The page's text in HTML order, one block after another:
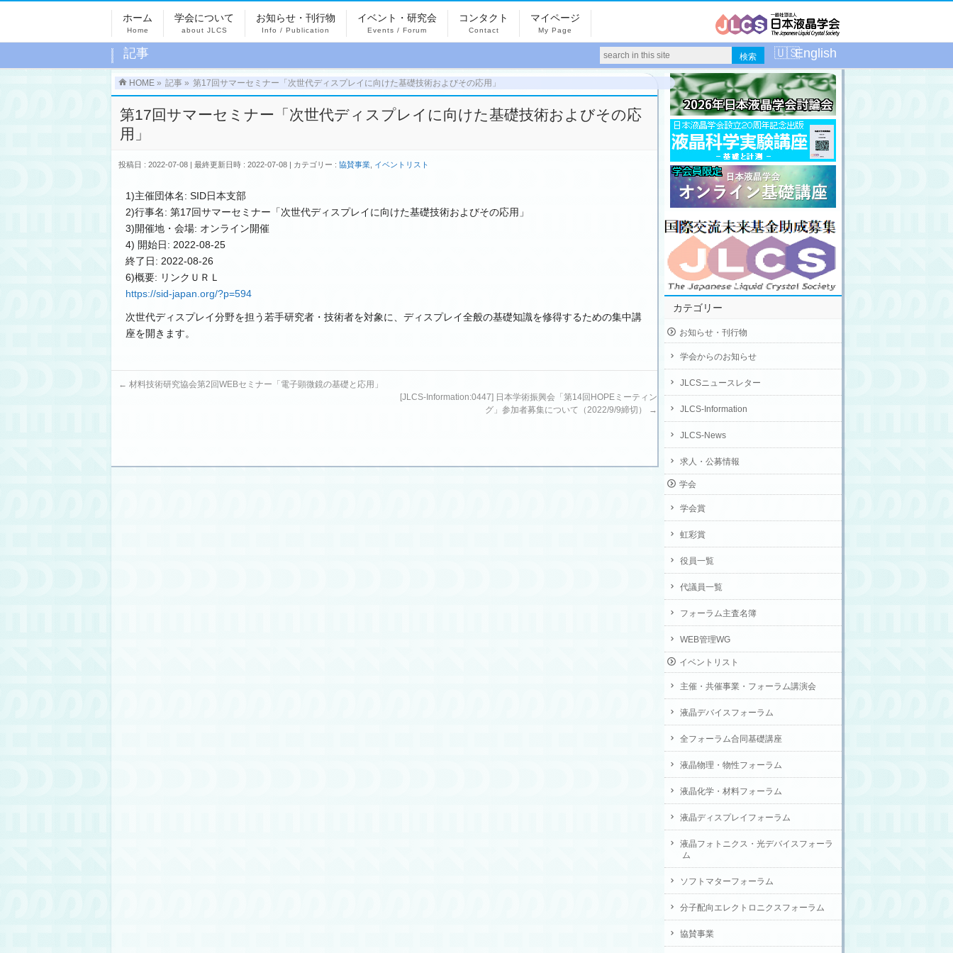
ホーム
Home
学会について
about JLCS
お知らせ・刊行物
Info / Publication
イベント・研究会
Events / Forum
コンタクト
Contact
マイページ
My Page
記事 English
HOME » 記事 » 第17回サマーセミナー「次世代ディスプレイに向けた基礎技術およびその応用」
第17回サマーセミナー「次世代ディスプレイに向けた基礎技術およびその応
用」
投稿日 : 2022-07-08 最終更新日時 : 2022-07-08 カテゴリー : 協賛事業 イベントリスト
1)主催団体名: SID日本支部
2)行事名: 第17回サマーセミナー「次世代ディスプレイに向けた基礎技術およびその応用」
3)開催地・会場: オンライン開催
4) 開始日: 2022-08-25
終了日: 2022-08-26
6)概要: リンクＵＲＬ
https://sid-japan.org/?p=594
次世代ディスプレイ分野を担う若手研究者・技術者を対象に、ディスプレイ全般の基礎知識を修得するための集中講
座を開きます。
← 材料技術研究協会第2回WEBセミナー「電子顕微鏡の基礎と応用」
[JLCS-Information:0447] 日本学術振興会「第14回HOPEミーティン
グ」参加者募集について（2022/9/9締切）
→
カテゴリー
お知らせ・刊行物
学会からのお知らせ
JLCSニュースレター
JLCS-Information
JLCS-News
求人・公募情報
学会
学会賞
虹彩賞
役員一覧
代議員一覧
フォーラム主査名簿
WEB管理WG
イベントリスト
主催・共催事業・フォーラム講演会
液晶デバイスフォーラム
全フォーラム合同基礎講座
液晶物理・物性フォーラム
液晶化学・材料フォーラム
液晶ディスプレイフォーラム
液晶フォトニクス・光デバイスフォーラ
ム
ソフトマターフォーラム
分子配向エレクトロニクスフォーラム
協賛事業